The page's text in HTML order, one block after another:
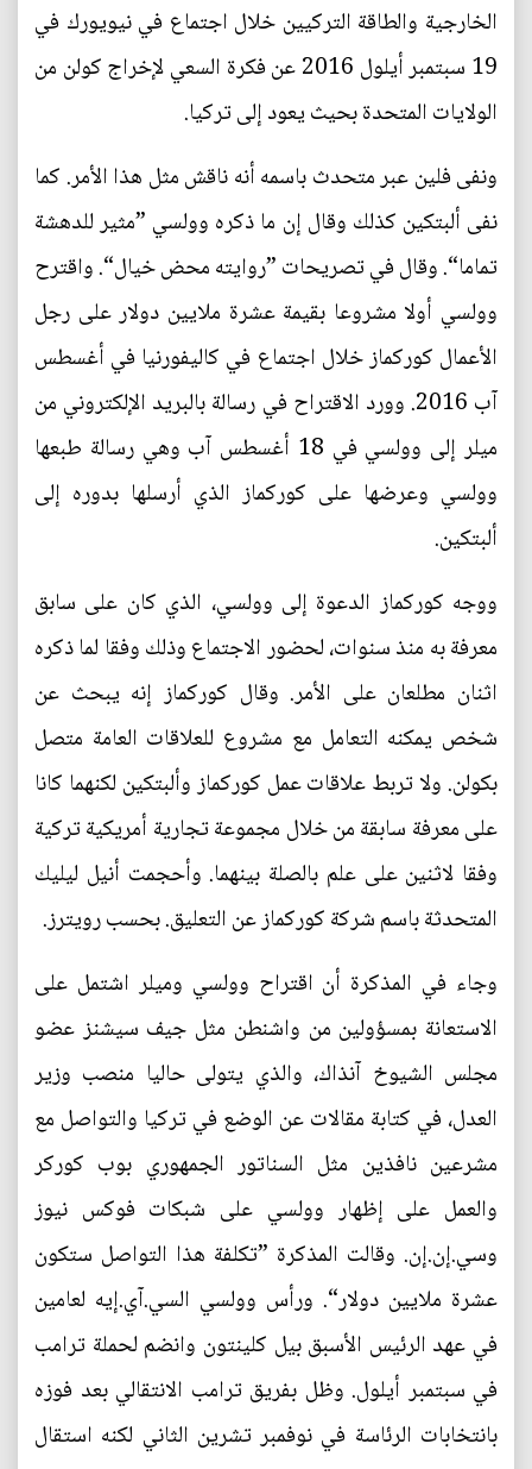
الخارجية والطاقة التركيين خلال اجتماع في نيويورك في
19 سبتمبر أيلول 2016 عن فكرة السعي لإخراج كولن من
الولايات المتحدة بحيث يعود إلى تركيا.
ونفى فلين عبر متحدث باسمه أنه ناقش مثل هذا الأمر. كما
نفى ألبتكين كذلك وقال إن ما ذكره وولسي ”مثير للدهشة
تماما“. وقال في تصريحات ”روايته محض خيال“. واقترح
وولسي أولا مشروعا بقيمة عشرة ملايين دولار على رجل
الأعمال كوركماز خلال اجتماع في كاليفورنيا في أغسطس
آب 2016. وورد الاقتراح في رسالة بالبريد الإلكتروني من
ميلر إلى وولسي في 18 أغسطس آب وهي رسالة طبعها
وولسي وعرضها على كوركماز الذي أرسلها بدوره إلى
ألبتكين.
ووجه كوركماز الدعوة إلى وولسي، الذي كان على سابق
معرفة به منذ سنوات، لحضور الاجتماع وذلك وفقا لما ذكره
اثنان مطلعان على الأمر. وقال كوركماز إنه يبحث عن
شخص يمكنه التعامل مع مشروع للعلاقات العامة متصل
بكولن. ولا تربط علاقات عمل كوركماز وألبتكين لكنهما كانا
على معرفة سابقة من خلال مجموعة تجارية أمريكية تركية
وفقا لاثنين على علم بالصلة بينهما. وأحجمت أنيل ليليك
المتحدثة باسم شركة كوركماز عن التعليق. بحسب رويترز.
وجاء في المذكرة أن اقتراح وولسي وميلر اشتمل على
الاستعانة بمسؤولين من واشنطن مثل جيف سيشنز عضو
مجلس الشيوخ آنذاك، والذي يتولى حاليا منصب وزير
العدل، في كتابة مقالات عن الوضع في تركيا والتواصل مع
مشرعين نافذين مثل السناتور الجمهوري بوب كوركر
والعمل على إظهار وولسي على شبكات فوكس نيوز
وسي.إن.إن. وقالت المذكرة ”تكلفة هذا التواصل ستكون
عشرة ملايين دولار“. ورأس وولسي السي.آي.إيه لعامين
في عهد الرئيس الأسبق بيل كلينتون وانضم لحملة ترامب
في سبتمبر أيلول. وظل بفريق ترامب الانتقالي بعد فوزه
بانتخابات الرئاسة في نوفمبر تشرين الثاني لكنه استقال